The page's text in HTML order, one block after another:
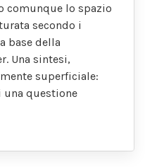
comunque lo spazio
secondo i
base della
Una sintesi,
superficiale:
questione